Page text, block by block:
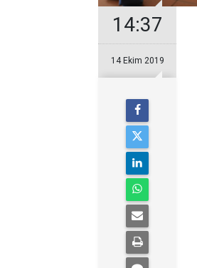
14:37
14 Ekim 2019